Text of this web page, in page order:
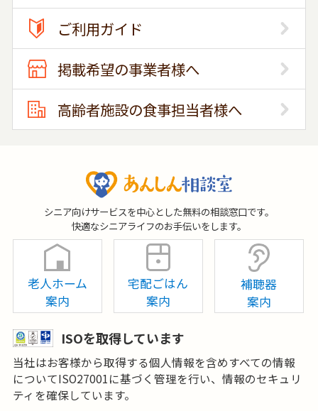
ご利用ガイド
掲載希望の事業者様へ
高齢者施設の食事担当者様へ
シニア向けサービスを中心とした無料の相談窓口です。
快適なシニアライフのお手伝いをします。
老人ホーム
案内
宅配ごはん
案内
補聴器
案内
ISOを取得しています
当社はお客様から取得する個人情報を含めすべての情報
についてISO27001に基づく管理を行い、情報のセキュリ
ティを確保しています。